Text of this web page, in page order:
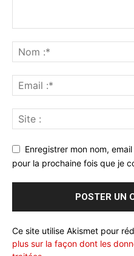
Enregistrer mon nom,
pour la prochaine fois que je
Ce site utilise Akismet pour
plus sur la façon dont les